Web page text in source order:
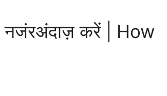
करें | How